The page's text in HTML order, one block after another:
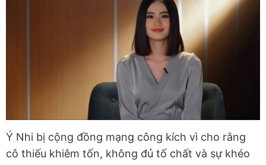
Ý Nhi bị cộng đồng mạng công kích vì cho rằng
cô thiếu khiêm tốn, không đủ tố chất và sự khéo